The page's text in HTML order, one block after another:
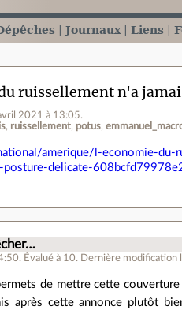
Journaux Liens
ruissellement n'a
2021 à 13:05.
ruissellement potus
amerique/l-economie-du-
posture-delicate-
. Évalué à 10. Dernière modification
de mettre cette couverture
après cette annonce plutôt